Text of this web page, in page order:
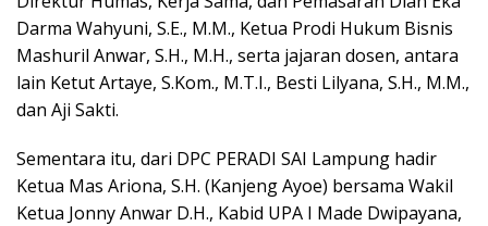
Darma Wahyuni, S.E., M.M., Ketua Prodi Hukum Bisnis
Mashuril Anwar, S.H., M.H., serta jajaran dosen, antara
lain Ketut Artaye, S.Kom., M.T.I., Besti Lilyana, S.H., M.M.,
dan Aji Sakti.
Sementara itu, dari DPC PERADI SAI Lampung hadir
Ketua Mas Ariona, S.H. (Kanjeng Ayoe) bersama Wakil
Ketua Jonny Anwar D.H., Kabid UPA I Made Dwipayana,